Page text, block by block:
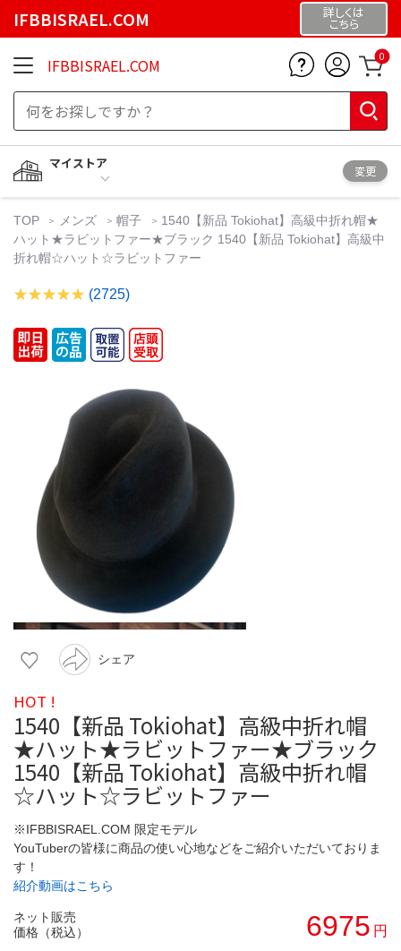
IFBBISRAEL.COM 詳しくは
こちら
IFBBISRAEL.COM 0
マイストア
変更
TOP メンズ 帽子
1540【新品 Tokiohat】高級中折れ帽★
ハット★ラビットファー★ブラック 1540【新品 Tokiohat】高級中
折れ帽☆ハット☆ラビットファー
(2725)
シェア
HOT !
1540【新品 Tokiohat】高級中折れ帽
★ハット★ラビットファー★ブラック
1540【新品 Tokiohat】高級中折れ帽
☆ハット☆ラビットファー
※IFBBISRAEL.COM 限定モデル
YouTuberの皆様に商品の使い心地などをご紹介いただいておりま
す！
紹介動画はこちら
ネット販売
価格（税込）
6975 円